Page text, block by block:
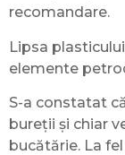
recomandare.
Lipsa
elemente
S-a constatat
bureții și chiar
bucătărie. La